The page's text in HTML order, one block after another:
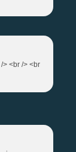
<br /> <br